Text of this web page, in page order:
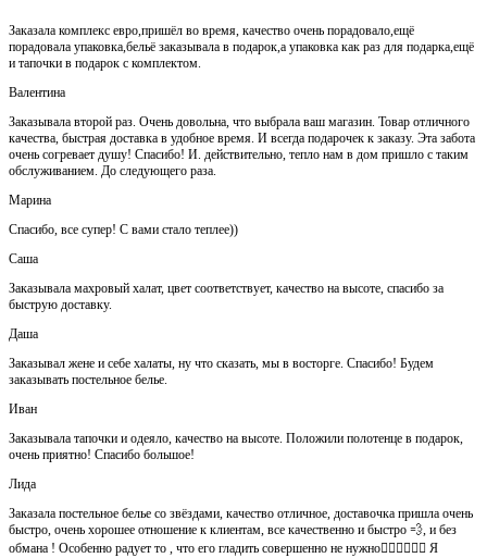
Заказала комплекс евро,пришёл во время, качество очень порадовало,ещё
порадовала упаковка,бельё заказывала в подарок,а упаковка как раз для подарка,ещё
и тапочки в подарок с комплектом.
Валентина
Заказывала второй раз. Очень довольна, что выбрала ваш магазин. Товар отличного
качества, быстрая доставка в удобное время. И всегда подарочек к заказу. Эта забота
очень согревает душу! Спасибо! И. действительно, тепло нам в дом пришло с таким
обслуживанием. До следующего раза.
Марина
Спасибо, все супер! С вами стало теплее))
Саша
Заказывала махровый халат, цвет соответствует, качество на высоте, спасибо за
быструю доставку.
Даша
Заказывал жене и себе халаты, ну что сказать, мы в восторге. Спасибо! Будем
заказывать постельное белье.
Иван
Заказывала тапочки и одеяло, качество на высоте. Положили полотенце в подарок,
очень приятно! Спасибо большое!
Лида
Заказала постельное белье со звёздами, качество отличное, доставочка пришла очень
быстро, очень хорошее отношение к клиентам, все качественно и быстро 💨, и без
обмана ! Особенно радует то , что его гладить совершенно не нужно👍🏻👍🏻🙈😄 Я